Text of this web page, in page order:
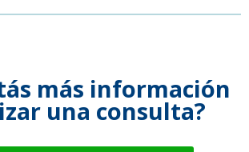
más información
una consulta?